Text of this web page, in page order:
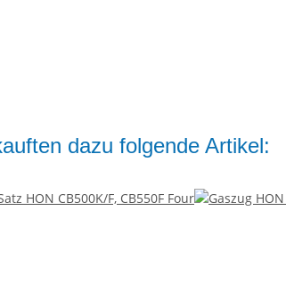
dazu folgende Artikel: